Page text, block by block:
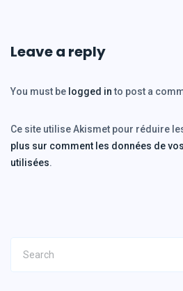
Leave a reply
You must be logged into post a
Ce site utilise Akismet pour réduire
plus sur comment les données de
utilisées.